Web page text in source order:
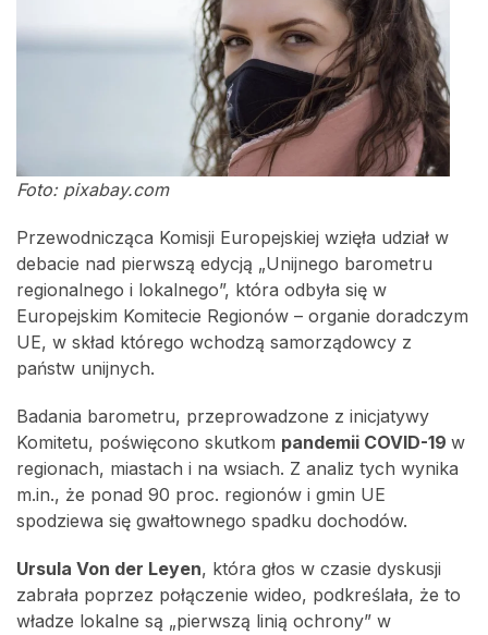
Foto: pixabay.com
Przewodnicząca Komisji Europejskiej wzięła udział w
debacie nad pierwszą edycją „Unijnego barometru
regionalnego i lokalnego”, która odbyła się w
Europejskim Komitecie Regionów – organie doradczym
UE, w skład którego wchodzą samorządowcy z
państw unijnych.
Badania barometru, przeprowadzone z inicjatywy
Komitetu, poświęcono skutkom pandemii COVID-19 w
regionach, miastach i na wsiach. Z analiz tych wynika
m.in., że ponad 90 proc. regionów i gmin UE
spodziewa się gwałtownego spadku dochodów.
Ursula Von der Leyen, która głos w czasie dyskusji
zabrała poprzez połączenie wideo, podkreślała, że to
władze lokalne są „pierwszą linią ochrony” w